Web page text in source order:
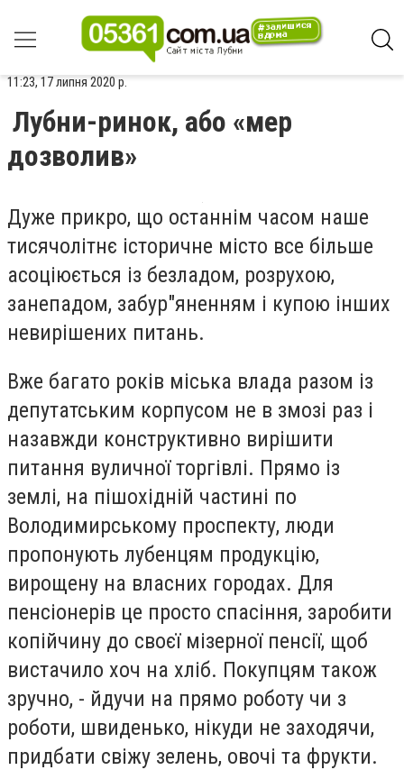
11:23, 17 липня 2020 р.
Лубни-ринок, або «мер
дозволив»
Дуже прикро, що останнім часом наше
тисячолітнє історичне місто все більше
асоціюється із безладом, розрухою,
занепадом, забур"яненням і купою інших
невирішених питань.
Вже багато років міська влада разом із
депутатським корпусом не в змозі раз і
назавжди конструктивно вирішити
питання вуличної торгівлі. Прямо із
землі, на пішохідній частині по
Володимирському проспекту, люди
пропонують лубенцям продукцію,
вирощену на власних городах. Для
пенсіонерів це просто спасіння, заробити
копійчину до своєї мізерної пенсії, щоб
вистачило хоч на хліб. Покупцям також
зручно, - йдучи на прямо роботу чи з
роботи, швиденько, нікуди не заходячи,
придбати свіжу зелень, овочі та фрукти.